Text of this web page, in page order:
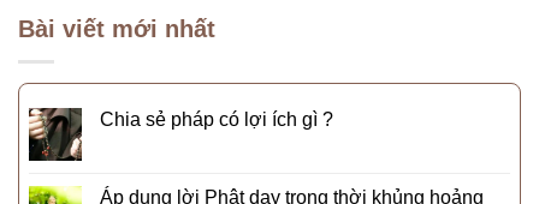
Bài viết mới nhất
Chia sẻ pháp có lợi ích gì ?
Áp dụng lời Phật dạy trong thời khủng hoảng